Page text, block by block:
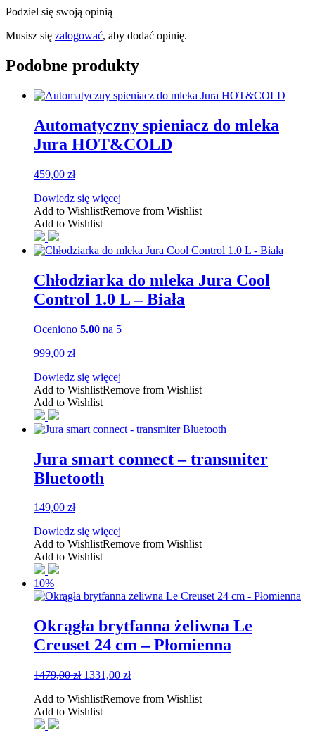
Podziel się swoją opinią
Musisz się zalogować, aby dodać opinię.
Podobne produkty
Automatyczny spieniacz do mleka
Jura HOT&COLD
459,00 zł
Dowiedz się więcej
Add to WishlistRemove from Wishlist
Add to Wishlist
Chłodziarka do mleka Jura Cool
Control 1.0 L – Biała
Oceniono 5.00 na 5
999,00 zł
Dowiedz się więcej
Add to WishlistRemove from Wishlist
Add to Wishlist
Jura smart connect – transmiter
Bluetooth
149,00 zł
Dowiedz się więcej
Add to WishlistRemove from Wishlist
Add to Wishlist
10%
Okrągła brytfanna żeliwna Le
Creuset 24 cm – Płomienna
1479,00zł Pierwotna
wynosiła:
1479,00 zł.
1331,00 złAktualna
wynosi:
Add to WishlistRemove from Wishlist
Add to Wishlist